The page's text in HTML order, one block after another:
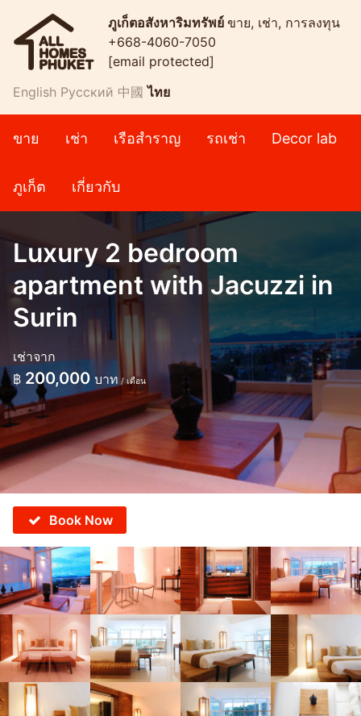
ภูเก็ตอสังหาริมทรัพย์ ขาย, เช่า, การลงทุน
+668-4060-7050
[email protected]
English Русский 中國 ไทย
ขาย เช่า เรือสำราญ รถเช่า Decor lab
ภูเก็ต เกี่ยวกับ
Luxury 2 bedroom
apartment with Jacuzzi in
Surin
เช่าจาก
฿ 200,000 บาท / เดือน
Book Now